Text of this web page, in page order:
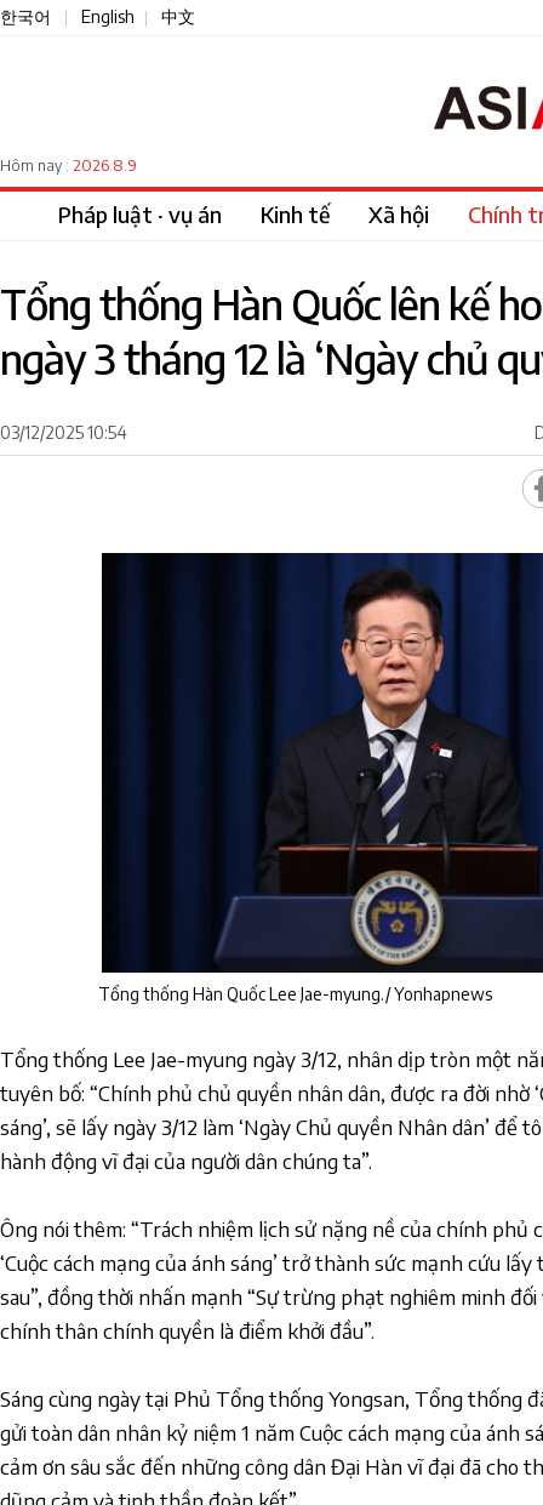
한국어 English 中文
Hôm nay : 2026.8.9
Pháp luật · vụ án Kinh tế Xã hội Chính
Tổng thống Hàn Quốc lên kế
ngày 3 tháng 12 là ‘Ngày chủ
03/12/2025 10:54
Tổng thống Hàn Quốc Lee Jae-myung./ Yonhapnews
Tổng thống Lee Jae-myung ngày 3/12, nhân dịp tròn một
tuyên bố: “Chính phủ chủ quyền nhân dân, được ra đời nhờ
sáng’, sẽ lấy ngày 3/12 làm ‘Ngày Chủ quyền Nhân dân’ để
hành động vĩ đại của người dân chúng ta”.
Ông nói thêm: “Trách nhiệm lịch sử nặng nề của chính phủ
‘Cuộc cách mạng của ánh sáng’ trở thành sức mạnh cứu
sau”, đồng thời nhấn mạnh “Sự trừng phạt nghiêm minh
chính thân chính quyền là điểm khởi đầu”.
Sáng cùng ngày tại Phủ Tổng thống Yongsan, Tổng thống
gửi toàn dân nhân kỷ niệm 1 năm Cuộc cách mạng của ánh
cảm ơn sâu sắc đến những công dân Đại Hàn vĩ đại đã cho